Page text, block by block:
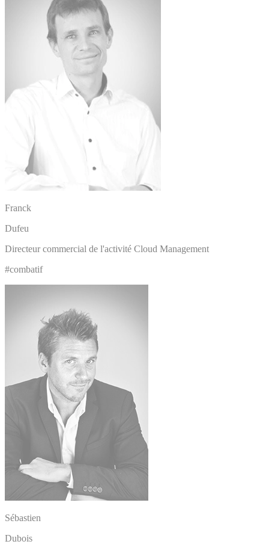
Franck
Dufeu
Directeur commercial de l'activité Cloud Management
#combatif
Sébastien
Dubois